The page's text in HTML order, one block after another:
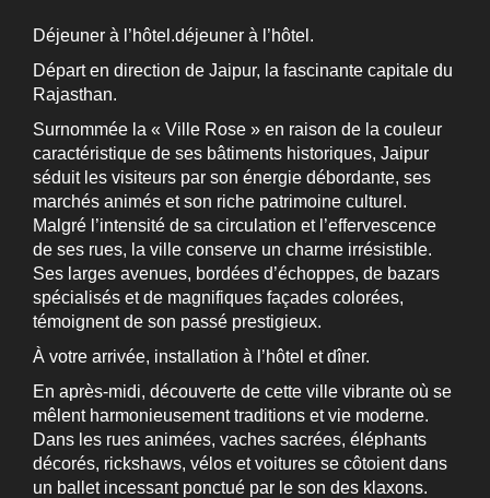
Déjeuner à l’hôtel.déjeuner à l’hôtel.
Départ en direction de Jaipur, la fascinante capitale du
Rajasthan.
Surnommée la « Ville Rose » en raison de la couleur
caractéristique de ses bâtiments historiques, Jaipur
séduit les visiteurs par son énergie débordante, ses
marchés animés et son riche patrimoine culturel.
Malgré l’intensité de sa circulation et l’effervescence
de ses rues, la ville conserve un charme irrésistible.
Ses larges avenues, bordées d’échoppes, de bazars
spécialisés et de magnifiques façades colorées,
témoignent de son passé prestigieux.
À votre arrivée, installation à l’hôtel et dîner.
En après-midi, découverte de cette ville vibrante où se
mêlent harmonieusement traditions et vie moderne.
Dans les rues animées, vaches sacrées, éléphants
décorés, rickshaws, vélos et voitures se côtoient dans
un ballet incessant ponctué par le son des klaxons.